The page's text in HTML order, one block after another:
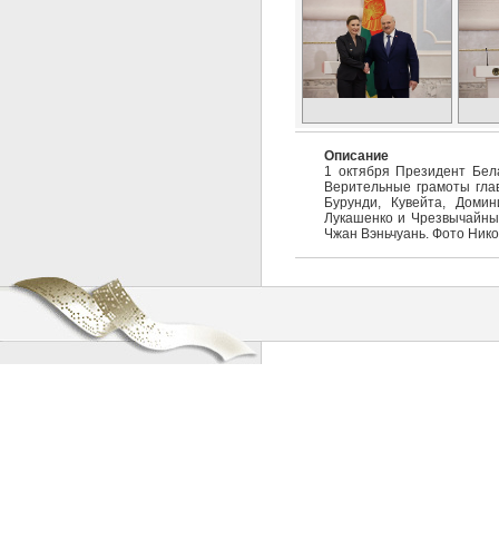
Описание
1 октября Президент
Верительные грамоты
Бурунди, Кувейта,
Лукашенко и
Чжан Вэньчуань. Фото